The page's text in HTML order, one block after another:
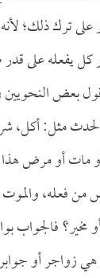
على ترك ذلك؛
كل يفعله على
قول بعض
مثل:
أو مرض هذا
فعله،
مخير؟
زواجر أو